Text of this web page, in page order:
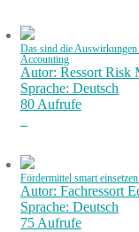
Das sind die
Accounting
Autor: Ressort Risk
Sprache: Deutsch
80 Aufrufe
Fördermittel smart
Autor: Fachressort
Sprache: Deutsch
75 Aufrufe